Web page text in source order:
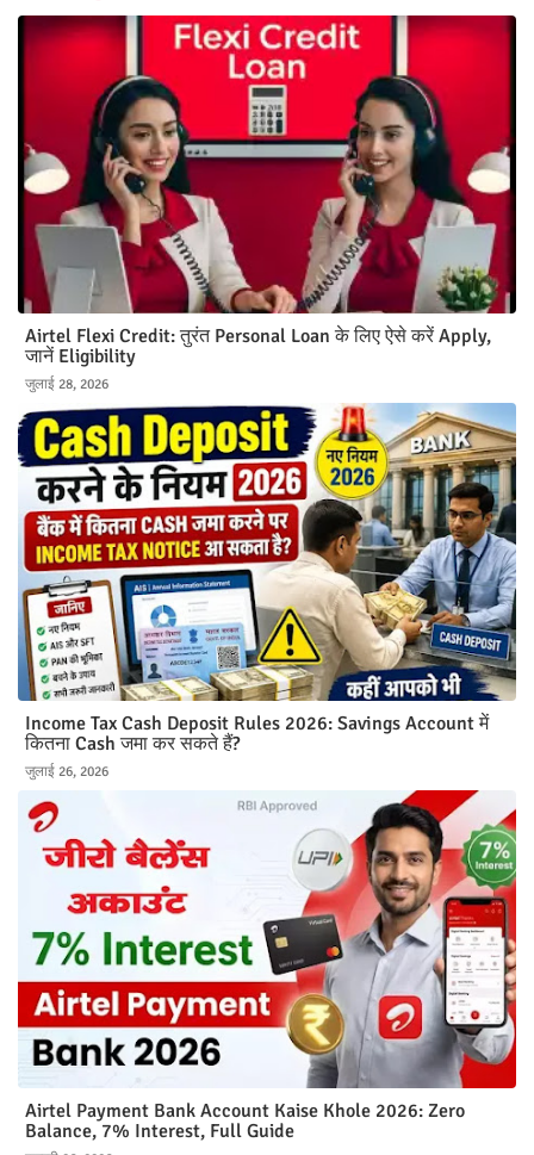
Airtel Flexi Credit: तुरंत Personal Loan के लिए ऐसे करें Apply,
जानें Eligibility
जुलाई 28, 2026
Income Tax Cash Deposit Rules 2026: Savings Account में
कितना Cash जमा कर सकते हैं?
जुलाई 26, 2026
Airtel Payment Bank Account Kaise Khole 2026: Zero
Balance, 7% Interest, Full Guide